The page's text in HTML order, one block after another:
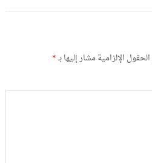
الحقول الإلزامية مشار إليها بـ*